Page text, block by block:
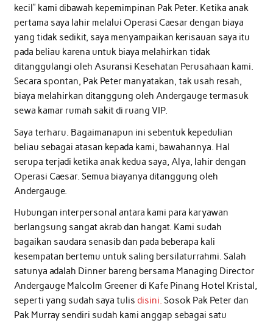
kecil” kami dibawah kepemimpinan Pak Peter. Ketika anak
pertama saya lahir melalui Operasi Caesar dengan biaya
yang tidak sedikit, saya menyampaikan kerisauan saya itu
pada beliau karena untuk biaya melahirkan tidak
ditanggulangi oleh Asuransi Kesehatan Perusahaan kami.
Secara spontan, Pak Peter manyatakan, tak usah resah,
biaya melahirkan ditanggung oleh Andergauge termasuk
sewa kamar rumah sakit di ruang VIP.
Saya terharu. Bagaimanapun ini sebentuk kepedulian
beliau sebagai atasan kepada kami, bawahannya. Hal
serupa terjadi ketika anak kedua saya, Alya, lahir dengan
Operasi Caesar. Semua biayanya ditanggung oleh
Andergauge.
Hubungan interpersonal antara kami para karyawan
berlangsung sangat akrab dan hangat. Kami sudah
bagaikan saudara senasib dan pada beberapa kali
kesempatan bertemu untuk saling bersilaturrahmi. Salah
satunya adalah Dinner bareng bersama Managing Director
Andergauge Malcolm Greener di Kafe Pinang Hotel Kristal,
seperti yang sudah saya tulis disini. Sosok Pak Peter dan
Pak Murray sendiri sudah kami anggap sebagai satu